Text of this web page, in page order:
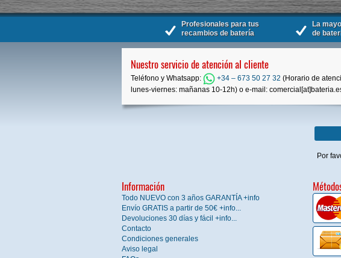
Profesionales para tus
recambios de batería
La
de
Nuestro servicio de atención al cliente
Teléfono y Whatsapp: +34 – 673 50 27 32 (Horario de
lunes-viernes: mañanas 10-12h) o e-mail:
Por
Información
Todo NUEVO con 3 años GARANTÍA +info
Envío GRATIS a partir de 50€ +info...
Devoluciones 30 días y fácil +info...
Contacto
Condiciones generales
Aviso legal